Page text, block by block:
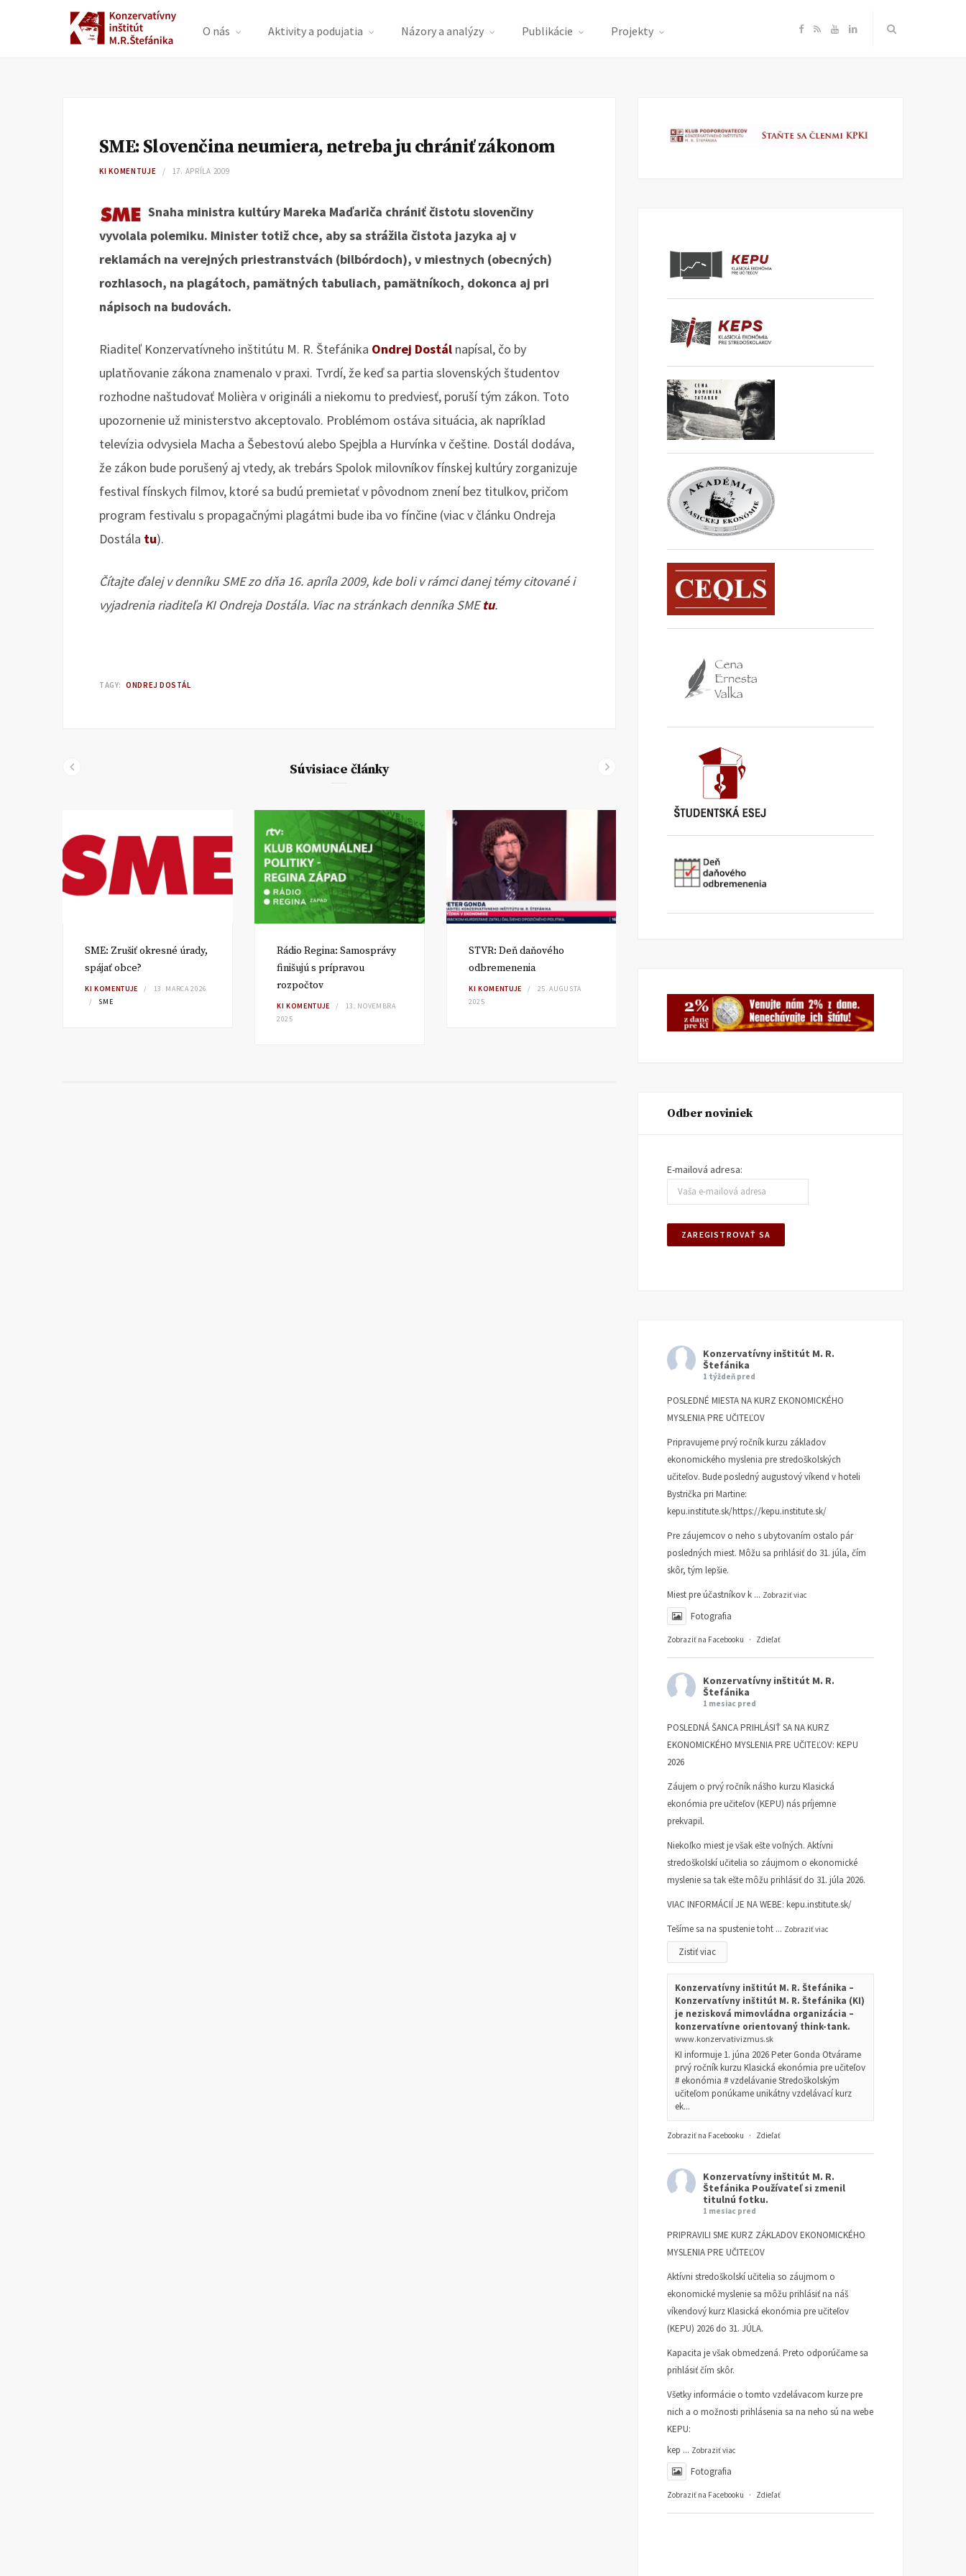
O nás Aktivity a podujatia Názory a analýzy Publikácie Projekty F
e
R Y
T
L
k
SME: Slovenčina neumiera, netreba ju chrániť zákonom
KI KOMENTUJE 17. APRÍLA 2009
Snaha ministra kultúry Mareka Maďariča chrániť čistotu slovenčiny
vyvolala polemiku. Minister totiž chce, aby sa strážila čistota jazyka aj v
reklamách na verejných priestranstvách (bilbórdoch), v miestnych (obecných)
rozhlasoch, na plagátoch, pamätných tabuliach, pamätníkoch, dokonca aj pri
nápisoch na budovách.
Riaditeľ Konzervatívneho inštitútu M. R. Štefánika Ondrej Dostál napísal, čo by
uplatňovanie zákona znamenalo v praxi. Tvrdí, že keď sa partia slovenských študentov
rozhodne naštudovať Molièra v origináli a niekomu to predviesť, poruší tým zákon. Toto
upozornenie už ministerstvo akceptovalo. Problémom ostáva situácia, ak napríklad
televízia odvysiela Macha a Šebestovú alebo Spejbla a Hurvínka v češtine. Dostál dodáva,
že zákon bude porušený aj vtedy, ak trebárs Spolok milovníkov fínskej kultúry zorganizuje
festival fínskych filmov, ktoré sa budú premietať v pôvodnom znení bez titulkov, pričom
program festivalu s propagačnými plagátmi bude iba vo fínčine (viac v článku Ondreja
Dostála tu).
Čítajte ďalej v denníku SME zo dňa 16. apríla 2009, kde boli v rámci danej témy citované i
vyjadrenia riaditeľa KI Ondreja Dostála. Viac na stránkach denníka SMEtu.
TAGY: ONDREJ DOSTÁL
Súvisiace články
SME: Zrušiť okresné úrady,
spájať obce?
KI KOMENTUJE
13. MARCA 2026
SME
Rádio Regina: Samosprávy
finišujú s prípravou
rozpočtov
KI KOMENTUJE
13. NOVEMBRA
2025
STVR: Deň daňového
odbremenenia
KI KOMENTUJE
25. AUGUSTA
2025
KI KOMENTUJE
25. AUGUSTA
KI KOMENTUJE
2025
Odber noviniek
E-mailová adresa:
Konzervatívny inštitút M. R.
Štefánika
1 týždeň pred
POSLEDNÉ MIESTA NA KURZ EKONOMICKÉHO
MYSLENIA PRE UČITEĽOV
Pripravujeme prvý ročník kurzu základov
ekonomického myslenia pre stredoškolských
učiteľov. Bude posledný augustový víkend v hoteli
Bystrička pri Martine:
kepu.institute.sk/https://kepu.institute.sk/
Pre záujemcov o neho s ubytovaním ostalo pár
posledných miest. Môžu sa prihlásiť do 31. júla, čím
skôr, tým lepšie.
Miest pre účastníkov k ... Zobraziť viac
Fotografia
Zobraziť na Facebooku · Zdieľať
Konzervatívny inštitút M. R.
Štefánika
1 mesiac pred
POSLEDNÁ ŠANCA PRIHLÁSIŤ SA NA KURZ
EKONOMICKÉHO MYSLENIA PRE UČITEĽOV: KEPU
2026
Záujem o prvý ročník nášho kurzu Klasická
ekonómia pre učiteľov (KEPU) nás príjemne
prekvapil.
Niekoľko miest je však ešte voľných. Aktívni
stredoškolskí učitelia so záujmom o ekonomické
myslenie sa tak ešte môžu prihlásiť do 31. júla 2026.
VIAC INFORMÁCIÍ JE NA WEBE: kepu.institute.sk/
Tešíme sa na spustenie toht ... Zobraziť viac
Zistiť viac
Konzervatívny inštitút M. R. Štefánika –
Konzervatívny inštitút M. R. Štefánika (KI)
je nezisková mimovládna organizácia –
konzervatívne orientovaný think-tank.
www.konzervativizmus.sk
KI informuje 1. júna 2026 Peter Gonda Otvárame
prvý ročník kurzu Klasická ekonómia pre učiteľov
# ekonómia # vzdelávanie Stredoškolským
učiteľom ponúkame unikátny vzdelávací kurz
ek...
Zobraziť na Facebooku · Zdieľať
Konzervatívny inštitút M. R.
Štefánika Používateľ si zmenil
titulnú fotku.
1 mesiac pred
PRIPRAVILI SME KURZ ZÁKLADOV EKONOMICKÉHO
MYSLENIA PRE UČITEĽOV
Aktívni stredoškolskí učitelia so záujmom o
ekonomické myslenie sa môžu prihlásiť na náš
víkendový kurz Klasická ekonómia pre učiteľov
(KEPU) 2026 do 31. JÚLA.
Kapacita je však obmedzená. Preto odporúčame sa
prihlásiť čím skôr.
Všetky informácie o tomto vzdelávacom kurze pre
nich a o možnosti prihlásenia sa na neho sú na webe
KEPU:
kep ... Zobraziť viac
Fotografia
Zobraziť na Facebooku · Zdieľať